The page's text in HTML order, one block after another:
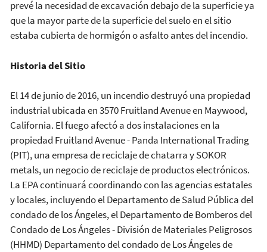
prevé la necesidad de excavación debajo de la superficie ya
que la mayor parte de la superficie del suelo en el sitio
estaba cubierta de hormigón o asfalto antes del incendio.
Historia del Sitio
El 14 de junio de 2016, un incendio destruyó una propiedad
industrial ubicada en 3570 Fruitland Avenue en Maywood,
California. El fuego afectó a dos instalaciones en la
propiedad Fruitland Avenue - Panda International Trading
(PIT), una empresa de reciclaje de chatarra y SOKOR
metals, un negocio de reciclaje de productos electrónicos.
La EPA continuará coordinando con las agencias estatales
y locales, incluyendo el Departamento de Salud Pública del
condado de los Ángeles, el Departamento de Bomberos del
Condado de Los Ángeles - División de Materiales Peligrosos
(HHMD) Departamento del condado de Los Ángeles de